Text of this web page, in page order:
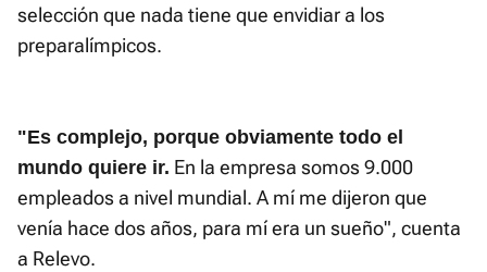
selección que nada tiene que envidiar a los
preparalímpicos.
"Es complejo, porque obviamente todo el
mundo quiere ir. En la empresa somos 9.000
empleados a nivel mundial. A mí me dijeron que
venía hace dos años, para mí era un sueño", cuenta
a Relevo.